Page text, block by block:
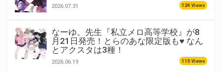
2026.07.31 124 Views
なーゆ。先生『私立メロ高等学校』が8
月21日発売！とらのあな限定版も♥ なん
とアクスタは3種！
2026.06.19 115 Views